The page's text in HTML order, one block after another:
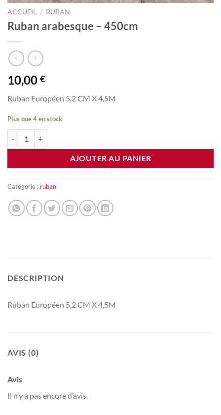
ACCUEIL / RUBAN
Ruban arabesque – 450cm
10,00 €
Ruban Européen 5,2 CM X 4,5M
Plus que 4 en stock
AJOUTER AU PANIER
Catégorie : ruban
DESCRIPTION
Ruban Européen 5,2 CM X 4,5M
AVIS (0)
Avis
Il n’y a pas encore d’avis.